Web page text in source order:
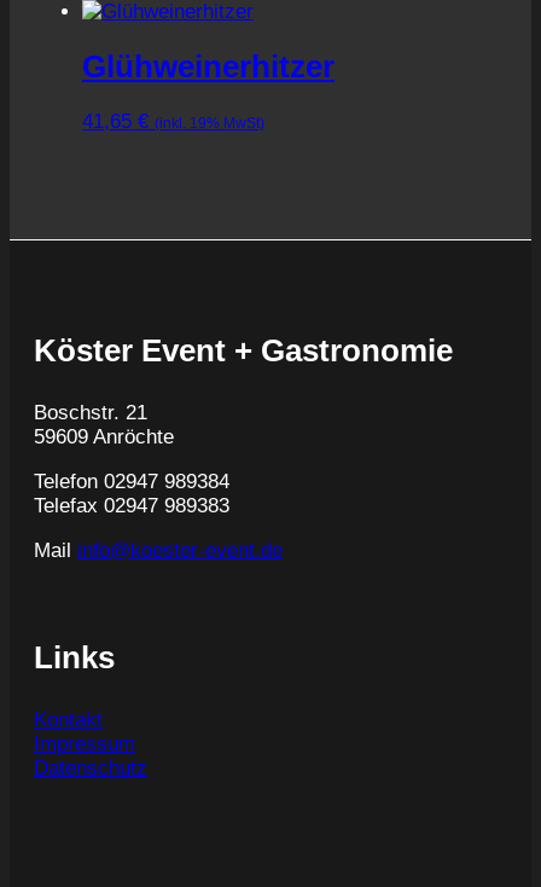
Glühweinerhitzer
41,65 € (inkl. 19% MwSt)
Köster Event + Gastronomie
Boschstr. 21
59609 Anröchte
Telefon 02947 989384
Telefax 02947 989383
Mail info@koester-event.de
Links
Kontakt
Impressum
Datenschutz